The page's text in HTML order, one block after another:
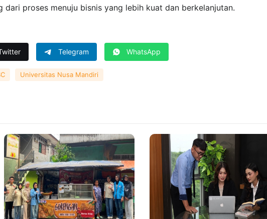
dari proses menuju bisnis yang lebih kuat dan berkelanjutan.
Telegram WhatsApp
Universitas Nusa Mandiri